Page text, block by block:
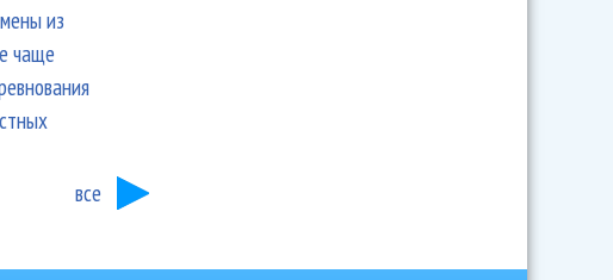
из
чаще
все